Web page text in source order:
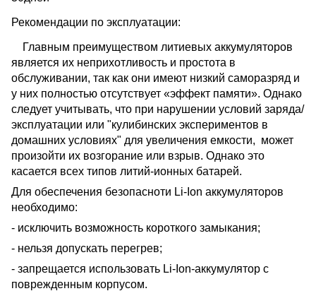
Рекомендации по эксплуатации:
Главным преимуществом литиевых аккумуляторов
является их неприхотливость и простота в
обслуживании, так как они имеют низкий саморазряд и
у них полностью отсутствует «эффект памяти». Однако
следует учитывать, что при нарушении условий заряда/
эксплуатации или "кулибинских экспериментов в
домашних условиях" для увеличения емкости, может
произойти их возгорание или взрыв. Однако это
касается всех типов литий-ионных батарей.
Для обеспечения безопасноти Li-Ion аккумуляторов
необходимо:
- исключить возможность короткого замыкания;
- нельзя допускать перегрев;
- запрещается использовать Li-Ion-аккумулятор с
поврежденным корпусом.